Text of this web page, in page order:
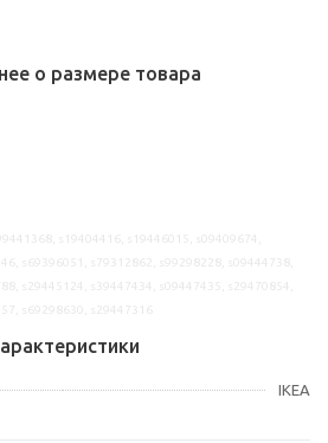
о размере товара
IKEA